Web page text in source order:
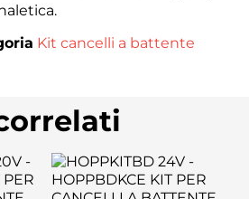
Kit cancelli a battente